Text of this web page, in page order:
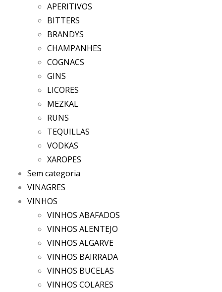
APERITIVOS
BITTERS
BRANDYS
CHAMPANHES
COGNACS
GINS
LICORES
MEZKAL
RUNS
TEQUILLAS
VODKAS
XAROPES
Sem categoria
VINAGRES
VINHOS
VINHOS ABAFADOS
VINHOS ALENTEJO
VINHOS ALGARVE
VINHOS BAIRRADA
VINHOS BUCELAS
VINHOS COLARES